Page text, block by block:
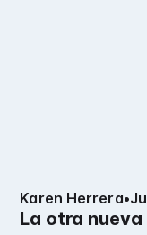
Karen Herrera•
La otra